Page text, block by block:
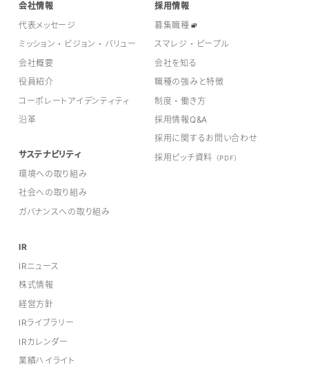
会社情報
代表メッセージ
ミッション・ビジョン・バリュー
会社概要
役員紹介
コーポレートアイデンティティ
沿革
サステナビリティ
環境への取り組み
社会への取り組み
ガバナンスへの取り組み
採用情報
募集職種
スマレジ・ピープル
会社を知る
職種の強みと特徴
制度・働き方
採用情報Q&A
採用に関するお問い合わせ
採用ピッチ資料
（PDF）
IR
IRニュース
株式情報
経営方針
IRライブラリー
IRカレンダー
業績ハイライト